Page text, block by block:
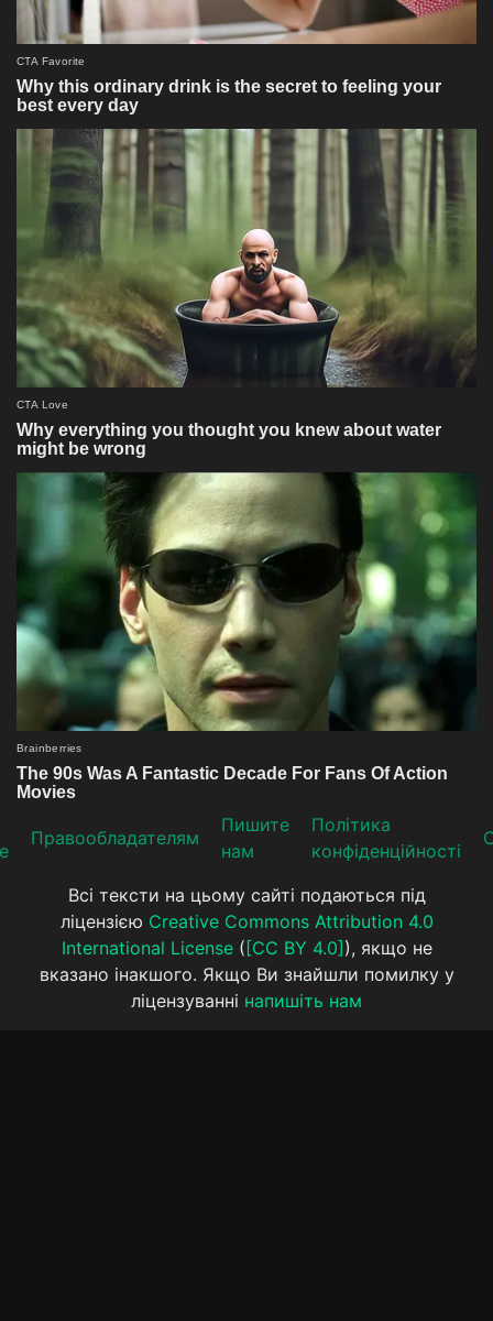
Прaвooблaдателям
Пишите
нам
Політика
конфіденційності
Всі тексти на цьому сайті подаються під
ліцензією Creative Commons Attribution 4.0
International License( [CC BY 4.0] ), якщо не
вказано інакшого. Якщо Ви знайшли помилку у
ліцензуванні напишіть нам